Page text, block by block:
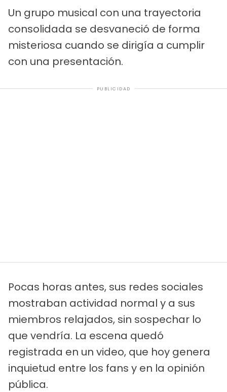
Un grupo musical con una trayectoria
consolidada se desvaneció de forma
misteriosa cuando se dirigía a cumplir
con una presentación.
PUBLICIDAD
Pocas horas antes, sus redes sociales
mostraban actividad normal y a sus
miembros relajados, sin sospechar lo
que vendría. La escena quedó
registrada en un video, que hoy genera
inquietud entre los fans y en la opinión
pública.